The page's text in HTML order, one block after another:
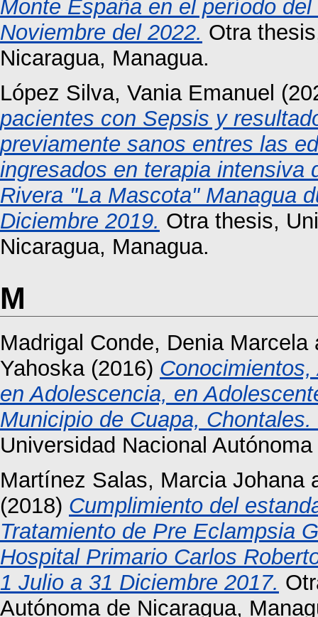
Monte España en el período
Noviembre del 2022. Otra
Nicaragua, Managua.
López Silva, Vania Emanuel
pacientes con Sepsis y
previamente sanos entres las
ingresados en terapia intensiva
Rivera "La Mascota" Managua
Diciembre 2019. Otra thesis,
Nicaragua, Managua.
M
Madrigal Conde, Denia Marcela
Yahoska(2016)
en Adolescencia, en
Municipio de Cuapa,
Universidad Nacional
Martínez Salas, Marcia Johana
(2018) Cumplimiento del
Tratamiento de Pre Eclampsia
Hospital Primario Carlos
1 Julio a 31 Diciembre 2017.
Autónoma de Nicaragua,